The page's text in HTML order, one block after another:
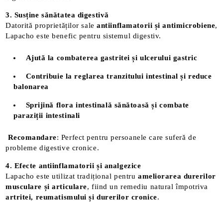
3. Susține sănătatea digestivă
Datorită proprietăților saleantiinflamatorii și antimicrobiene,
Lapacho este benefic pentru sistemul digestiv.
Ajută la combaterea gastritei și ulcerului gastric
Contribuie la reglarea tranzitului intestinal și reduce
balonarea
Sprijină flora intestinală sănătoasă și combate
paraziții intestinali
Recomandare: Perfect pentru persoanele care suferă de
probleme digestive cronice.
4. Efecte antiinflamatorii și analgezice
Lapacho este utilizat tradițional pentru ameliorarea durerilor
musculare și articulare, fiind un remediu natural împotriva
artritei, reumatismului și durerilor cronice.